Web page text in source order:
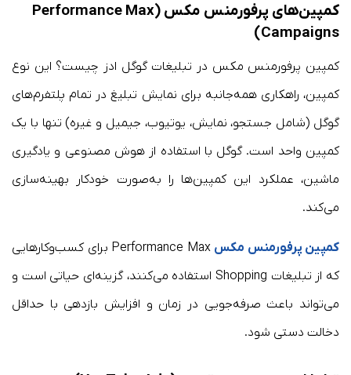
کمپین‌های پرفورمنس مکس (Performance Max
Campaigns)
کمپین پرفورمنس مکس در تبلیغات گوگل ادز چیست؟ این نوع
کمپین، راهکاری همه‌جانبه برای نمایش تبلیغ در تمام پلتفرم‌های
گوگل (شامل جستجو، نمایش، یوتیوب، جیمیل و غیره) تنها با یک
کمپین واحد است. گوگل با استفاده از هوش مصنوعی و یادگیری
ماشین، عملکرد این کمپین‌ها را به‌صورت خودکار بهینه‌سازی
می‌کند.
کمپین پرفورمنس مکس
Performance Max برای کسب‌وکارهایی
که از تبلیغات Shopping استفاده می‌کنند، گزینه‌ای حیاتی است و
می‌تواند باعث صرفه‌جویی در زمان و افزایش بازدهی با حداقل
دخالت دستی شود.